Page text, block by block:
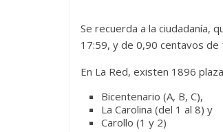
Se recuerda a la ciudadanía,
17:59, y de 0,90 centavos de
En La Red, existen 1896
Bicentenario (A, B, C),
La Carolina (del 1 al 8) y
Carollo (1 y 2)